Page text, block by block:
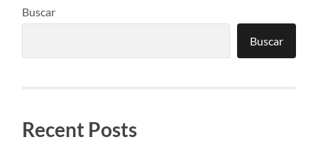
Buscar
Buscar
Recent Posts